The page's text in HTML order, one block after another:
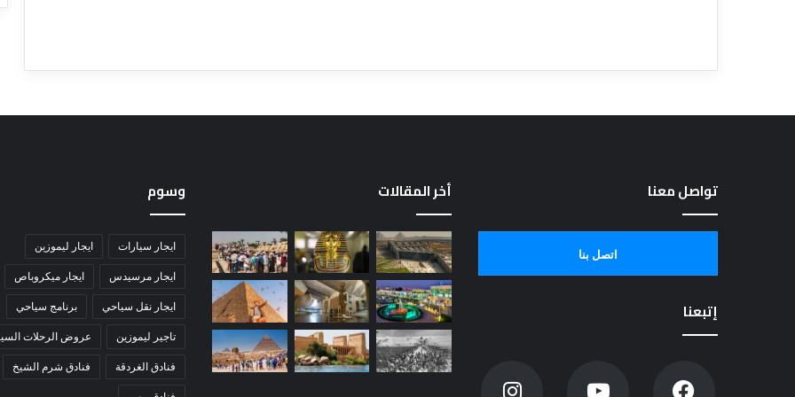
تواصل معنا
اتصل بنا
إتبعنا
أخر المقالات وسوم
ايجار سيارات ايجار ليموزين
ايجار مرسيدس ايجار ميكروباص
ايجار نقل سياحي برنامج سياحي
تاجير ليموزين عروض الرحلات
فنادق الغردقة فنادق شرم الشيخ